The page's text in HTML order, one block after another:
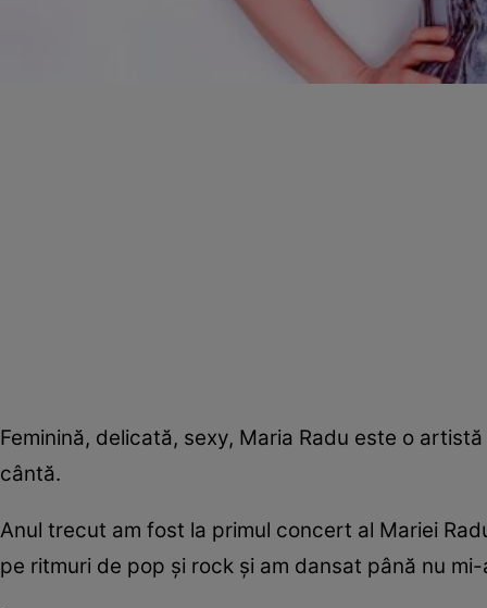
Feminină, delicată, sexy, Maria Radu este o
cântă.
Anul trecut am fost la primul concert al Mariei
pe ritmuri de pop şi rock şi am dansat până nu